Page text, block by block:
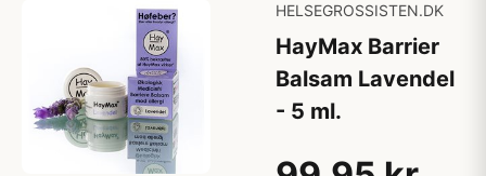
HELSEGROSSISTEN.DK
HayMax Barrier
Balsam Lavendel
- 5 ml.